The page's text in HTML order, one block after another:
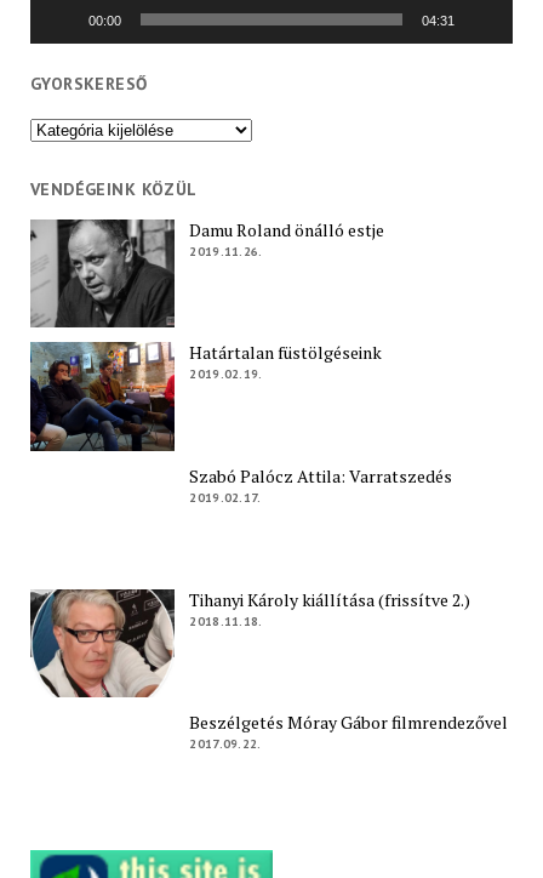
00:00 04:31
GYORSKERESŐ
Gyorskereső
VENDÉGEINK KÖZÜL
Damu Roland önálló estje
2019.11.26.
Határtalan füstölgéseink
2019.02.19.
Szabó Palócz Attila: Varratszedés
2019.02.17.
Tihanyi Károly kiállítása (frissítve 2.)
2018.11.18.
Beszélgetés Móray Gábor filmrendezővel
2017.09.22.